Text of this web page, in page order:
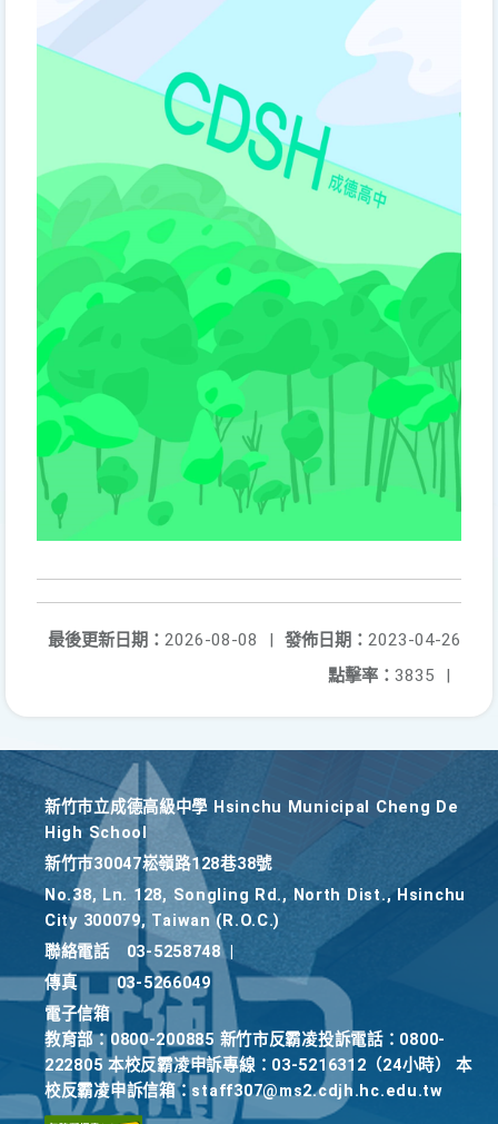
發佈日期： 2023-04-26
最後更新日期： 2026-08-08
|
點擊率： 3835 |
新竹巿立成德高級中學 Hsinchu Municipal Cheng De
High School
新竹巿30047崧嶺路128巷38號
No.38, Ln. 128, Songling Rd., North Dist., Hsinchu
City 300079, Taiwan (R.O.C.)
聯絡電話
03-5258748
傳真
03-5266049
電子信箱
教育部：0800-200885 新竹市反霸凌投訴電話：0800-
222805 本校反霸凌申訴專線：03-5216312（24小時） 本
校反霸凌申訴信箱：staff307@ms2.cdjh.hc.edu.tw